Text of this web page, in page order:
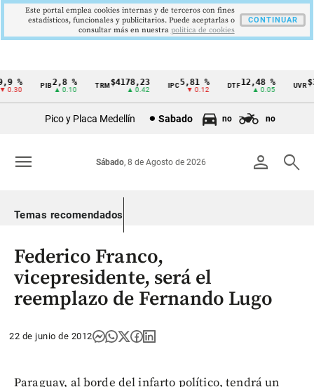
Cintillo
Colombia
% PIB2,8 %
▲ 0.10
TRM$4178,23
▲ 0.42
5,81 %
▼ 0.12
DTF12,48 %
▲ 0.05
UVR
Pico y Placa Medellín Sabado no no
person search
Sábado, 8 de Agosto de 2026
menu
Temas recomendados
Federico Franco,
vicepresidente, será el
reemplazo de Fernando Lugo
22 de junio de 2012
Paraguay, al borde del infarto político, tendrá un
Este portal emplea cookies internas y de terceros con fines
estadísticos, funcionales y publicitarios. Puede aceptarlas o
consultar más en nuestra politica de cookies
CONTINUAR